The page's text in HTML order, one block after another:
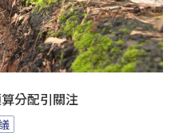
分配引關注